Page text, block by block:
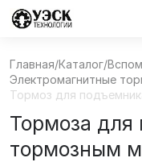
Главная/Каталог/
Электромагнитные
Тормоз для
Тормоза для
тормозным